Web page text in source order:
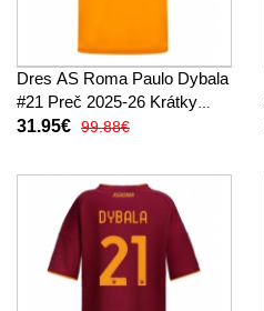
Dres AS Roma Paulo Dybala
#21 Preč 2025-26 Krátky
Rukáv
31.95€ 99.88€